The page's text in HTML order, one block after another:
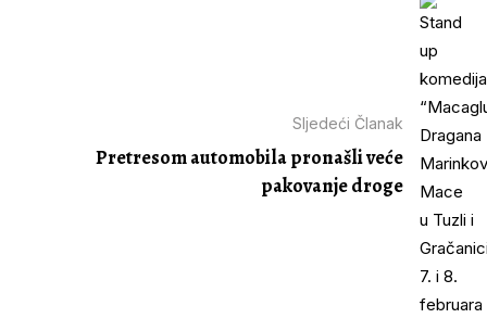
Sljedeći Članak
Pretresom automobila pronašli veće
pakovanje droge